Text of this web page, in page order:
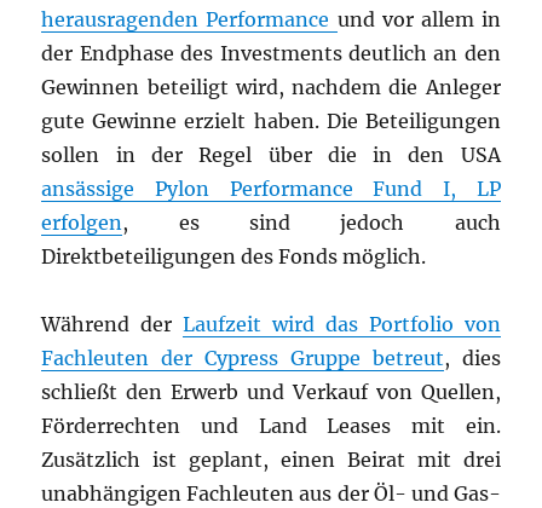
herausragenden Performance und vor allem in
der Endphase des Investments deutlich an den
Gewinnen beteiligt wird, nachdem die Anleger
gute Gewinne erzielt haben. Die Beteiligungen
sollen in der Regel über die in den USA
ansässige Pylon Performance Fund I, LP
erfolgen, es sind jedoch auch
Direktbeteiligungen des Fonds möglich.
Während derLaufzeit wird das Portfolio von
Fachleuten der Cypress Gruppe betreut, dies
schließt den Erwerb und Verkauf von Quellen,
Förderrechten und Land Leases mit ein.
Zusätzlich ist geplant, einen Beirat mit drei
unabhängigen Fachleuten aus der Öl- und Gas-